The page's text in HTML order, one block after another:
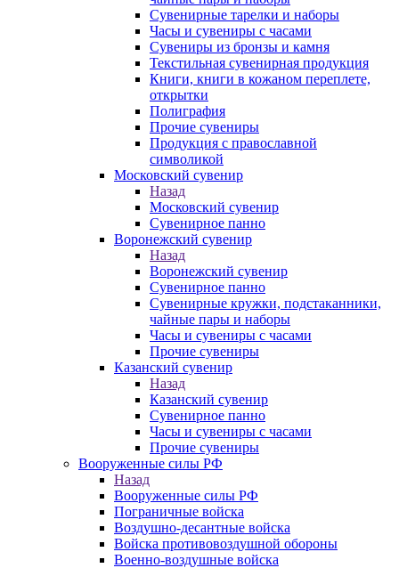
Сувенирные тарелки и наборы
Часы и сувениры с часами
Сувениры из бронзы и камня
Текстильная сувенирная продукция
Книги, книги в кожаном переплете,
открытки
Полиграфия
Прочие сувениры
Продукция с православной
символикой
Московский сувенир
Назад
Московский сувенир
Сувенирное панно
Воронежский сувенир
Назад
Воронежский сувенир
Сувенирное панно
Сувенирные кружки, подстаканники,
чайные пары и наборы
Часы и сувениры с часами
Прочие сувениры
Казанский сувенир
Назад
Казанский сувенир
Сувенирное панно
Часы и сувениры с часами
Прочие сувениры
Вооруженные силы РФ
Назад
Вооруженные силы РФ
Пограничные войска
Воздушно-десантные войска
Войска противовоздушной обороны
Военно-воздушные войска